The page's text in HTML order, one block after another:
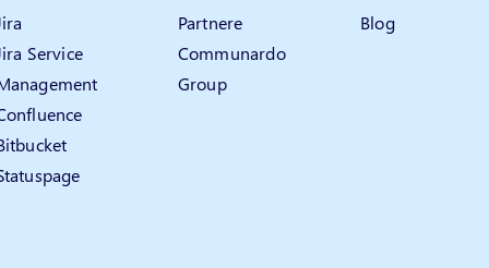
Service
Partnere
Communardo
Group
Blog